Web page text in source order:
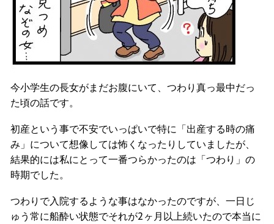
今小学生の長女がまだお腹にいて、つわり真っ最中だっ
た頃の話です。
初産という事で不安でいっぱいで特に「出産する時の痛
み」について想像しては怖くなったりしていましたが、
結果的には私にとって一番つらかったのは「つわり」の
時期でした。
つわりで入院するような事はなかったのですが、一日じ
ゅう常に船酔い状態でそれが2ヶ月以上続いたので本当に